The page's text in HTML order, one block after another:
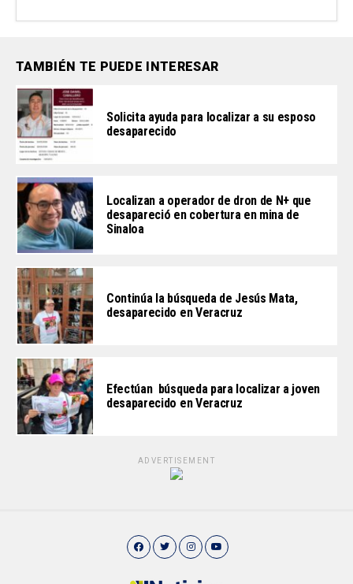
TAMBIÉN TE PUEDE INTERESAR
Solicita ayuda para localizar a su esposo
desaparecido
Localizan a operador de dron de N+ que
desapareció en cobertura en mina de
Sinaloa
Continúa la búsqueda de Jesús Mata,
desaparecido en Veracruz
Efectúan búsqueda para localizar a joven
desaparecido en Veracruz
ADVERTISEMENT